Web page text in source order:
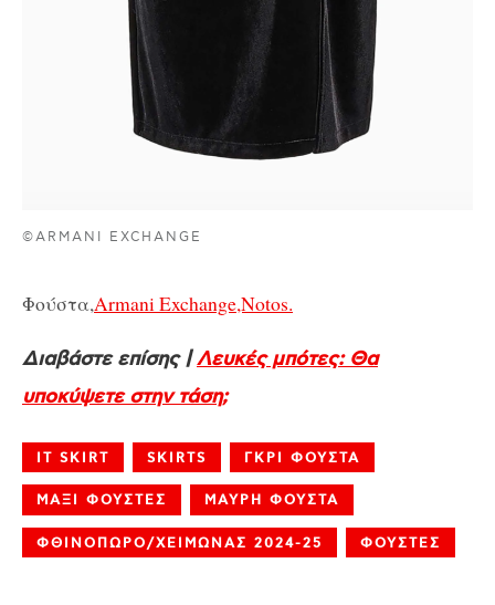
©ARMANI EXCHANGE
Φούστα,Armani Exchange,Notos.
Διαβάστε επίσης |Λευκές μπότες: Θα
υποκύψετε στην τάση;
IT SKIRT SKIRTS ΓΚΡΙ ΦΟΥΣΤΑ
ΜΑΞΙ ΦΟΥΣΤΕΣ ΜΑΥΡΗ ΦΟΥΣΤΑ
ΦΘΙΝΟΠΩΡΟ/ΧΕΙΜΩΝΑΣ 2024-25 ΦΟΥΣΤΕΣ